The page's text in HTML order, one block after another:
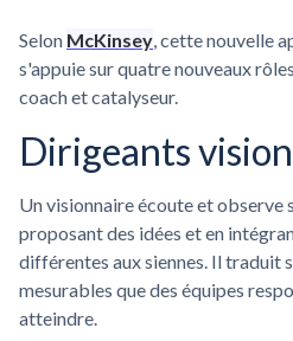
Selon McKinsey, cette nouvelle
s'appuie sur quatre nouveaux
coach et catalyseur.
Dirigeants
Un visionnaire écoute et observe
proposant des idées et en
différentes aux siennes. Il traduit
mesurables que des équipes
atteindre.